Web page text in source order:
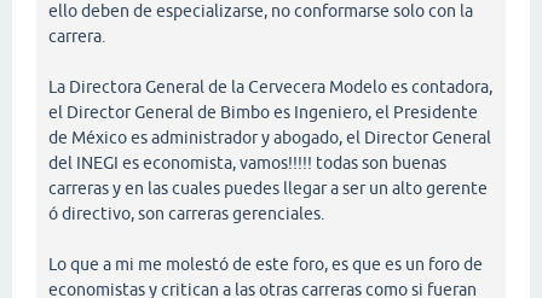
ello deben de especializarse, no conformarse solo con la
carrera.
La Directora General de la Cervecera Modelo es contadora,
el Director General de Bimbo es Ingeniero, el Presidente
de México es administrador y abogado, el Director General
del INEGI es economista, vamos!!!!! todas son buenas
carreras y en las cuales puedes llegar a ser un alto gerente
ó directivo, son carreras gerenciales.
Lo que a mi me molestó de este foro, es que es un foro de
economistas y critican a las otras carreras como si fueran